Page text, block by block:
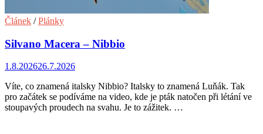
Článek /Plánky
Silvano Macera – Nibbio
1.8.202626.7.2026
Víte, co znamená italsky Nibbio? Italsky to znamená Luňák. Tak
pro začátek se podíváme na video, kde je pták natočen při létání ve
stoupavých proudech na svahu. Je to zážitek. …